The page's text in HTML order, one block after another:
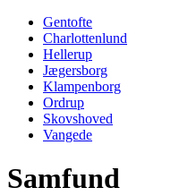
Gentofte
Charlottenlund
Hellerup
Jægersborg
Klampenborg
Ordrup
Skovshoved
Vangede
Samfund